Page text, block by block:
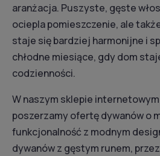
aranżacja. Puszyste, gęste
ociepla pomieszczenie, ale
staje się bardziej harmonijne i
chłodne miesiące, gdy dom
codzienności.
W naszym sklepie
poszerzamy ofertę dywanów o
funkcjonalność z modnym
dywanów z gęstym runem,